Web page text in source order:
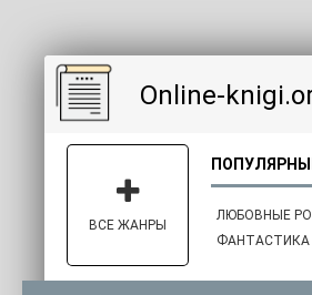
Online-
ЛЮБОВНЫЕ
ФАНТАСТИКА
ВСЕ ЖАНРЫ